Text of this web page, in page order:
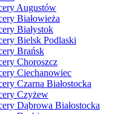
Augustów
Białowieża
Białystok
Bielsk Podlaski
Brańsk
Choroszcz
Ciechanowiec
Czarna Białostocka
Czyżew
Dąbrowa Białostocka